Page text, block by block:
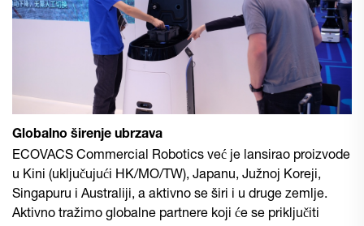
Globalno širenje ubrzava
ECOVACS Commercial Robotics već je lansirao proizvode
u Kini (uključujući HK/MO/TW), Japanu, Južnoj Koreji,
Singapuru i Australiji, a aktivno se širi i u druge zemlje.
Aktivno tražimo globalne partnere koji će se priključiti